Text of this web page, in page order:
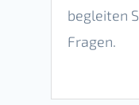
begleiten
Fragen.